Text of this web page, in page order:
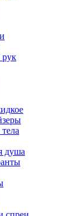
рук
душа